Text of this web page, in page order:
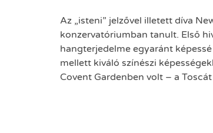
Az „isteni” jelzővel illetett díva
konzervatóriumban tanult. Első
hangterjedelme egyaránt
mellett kiváló színészi
Covent Gardenben volt – a